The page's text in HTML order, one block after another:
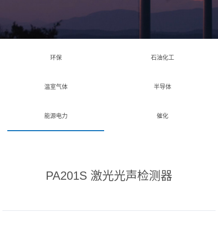
环保 石油化工
温室气体 半导体
能源电力 催化
PA201S 激光光声检测器